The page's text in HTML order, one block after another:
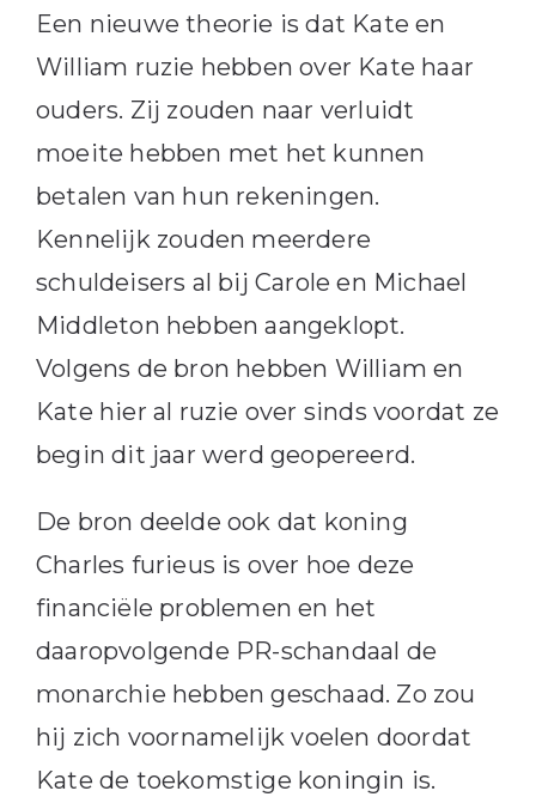
Een nieuwe theorie is dat Kate en
William ruzie hebben over Kate haar
ouders. Zij zouden naar verluidt
moeite hebben met het kunnen
betalen van hun rekeningen.
Kennelijk zouden meerdere
schuldeisers al bij Carole en Michael
Middleton hebben aangeklopt.
Volgens de bron hebben William en
Kate hier al ruzie over sinds voordat ze
begin dit jaar werd geopereerd.
De bron deelde ook dat koning
Charles furieus is over hoe deze
financiële problemen en het
daaropvolgende PR-schandaal de
monarchie hebben geschaad. Zo zou
hij zich voornamelijk voelen doordat
Kate de toekomstige koningin is.